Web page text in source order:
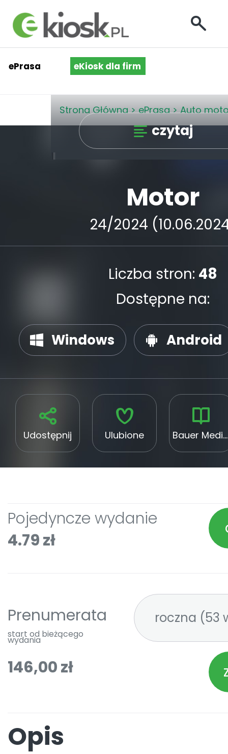
ePrasa eKiosk dla firm
Strona Główna > ePrasa > Auto
czytaj
Motor
24/2024
Liczba stron: 48
Dostępne na:
Windows Android
Udostępnij Ulubione Bauer Media Group
Pojedyncze wydanie
4.79 zł
Prenumerata
start od bieżącego
wydania
146,00 zł
Opis